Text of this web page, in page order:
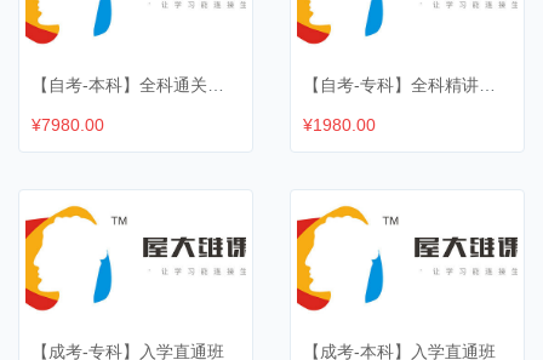
¥7980.00 ¥1980.00
【成考-专科】入学直通班 【成考-本科】入学直通班